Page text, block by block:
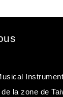
la zone de